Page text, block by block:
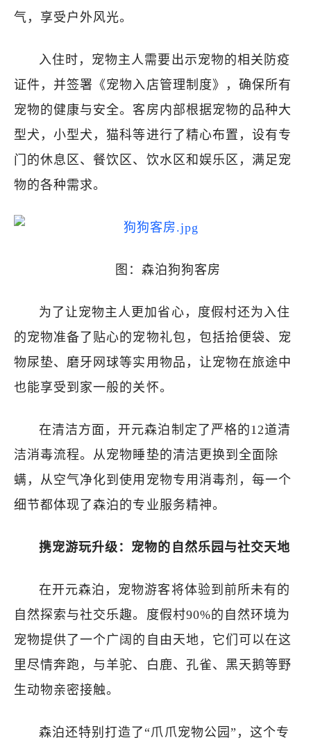
气，享受户外风光。
入住时，宠物主人需要出示宠物的相关防疫
证件，并签署《宠物入店管理制度》，确保所有
宠物的健康与安全。客房内部根据宠物的品种大
型犬，小型犬，猫科等进行了精心布置，设有专
门的休息区、餐饮区、饮水区和娱乐区，满足宠
物的各种需求。
图：森泊狗狗客房
为了让宠物主人更加省心，度假村还为入住
的宠物准备了贴心的宠物礼包，包括拾便袋、宠
物尿垫、磨牙网球等实用物品，让宠物在旅途中
也能享受到家一般的关怀。
在清洁方面，开元森泊制定了严格的12道清
洁消毒流程。从宠物睡垫的清洁更换到全面除
螨，从空气净化到使用宠物专用消毒剂，每一个
细节都体现了森泊的专业服务精神。
携宠游玩升级：宠物的自然乐园与社交天地
在开元森泊，宠物游客将体验到前所未有的
自然探索与社交乐趣。度假村90%的自然环境为
宠物提供了一个广阔的自由天地，它们可以在这
里尽情奔跑，与羊驼、白鹿、孔雀、黑天鹅等野
生动物亲密接触。
森泊还特别打造了“爪爪宠物公园”，这个专